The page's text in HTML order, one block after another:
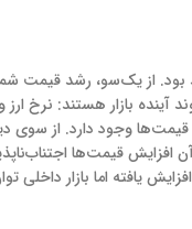
بود. از یک‌سو، رشد
آینده بازار هستند: نرخ
وجود دارد. از سوی
افزایش قیمت‌ها
یافته اما بازار داخلی